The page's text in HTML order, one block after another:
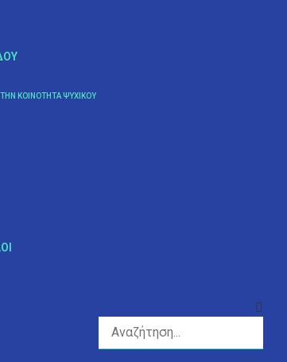
ΚΟΙΝΌΤΗΤΑ ΨΥΧΙΚΟΎ